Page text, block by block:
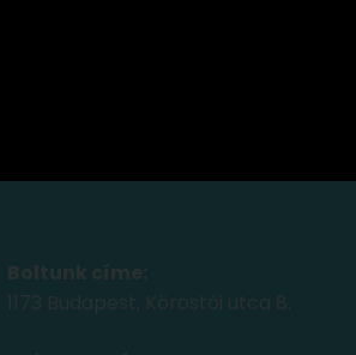
Boltunk címe:
1173 Budapest, Köröstói utca 8.